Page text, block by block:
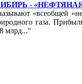
- «НЕФТЯНАЯ
«всеобщей
газа.
млрд..."